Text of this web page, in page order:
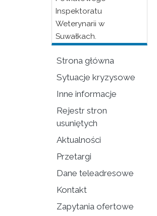
Inspektoratu
Weterynarii w
Suwałkach.
Strona główna
Sytuacje kryzysowe
Inne informacje
Rejestr stron
usuniętych
Aktualności
Przetargi
Dane teleadresowe
Kontakt
Zapytania ofertowe